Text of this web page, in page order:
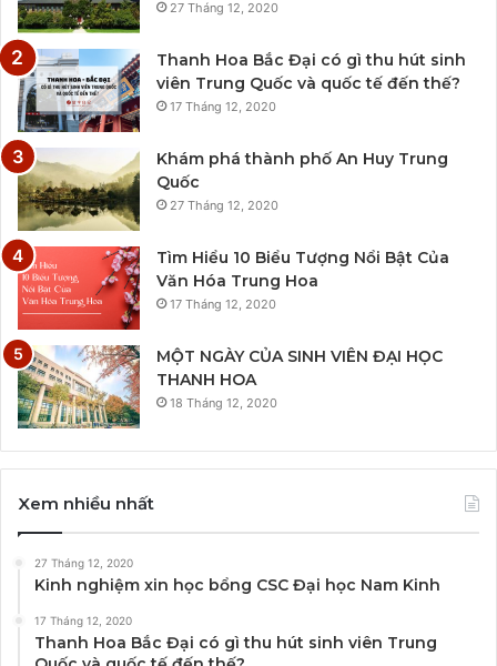
27 Tháng 12, 2020
Thanh Hoa Bắc Đại có gì thu hút sinh
viên Trung Quốc và quốc tế đến thế?
17 Tháng 12, 2020
Khám phá thành phố An Huy Trung
Quốc
27 Tháng 12, 2020
Tìm Hiểu 10 Biểu Tượng Nổi Bật Của
Văn Hóa Trung Hoa
17 Tháng 12, 2020
MỘT NGÀY CỦA SINH VIÊN ĐẠI HỌC
THANH HOA
18 Tháng 12, 2020
Xem nhiều nhất
27 Tháng 12, 2020
Kinh nghiệm xin học bổng CSC Đại học Nam Kinh
17 Tháng 12, 2020
Thanh Hoa Bắc Đại có gì thu hút sinh viên Trung